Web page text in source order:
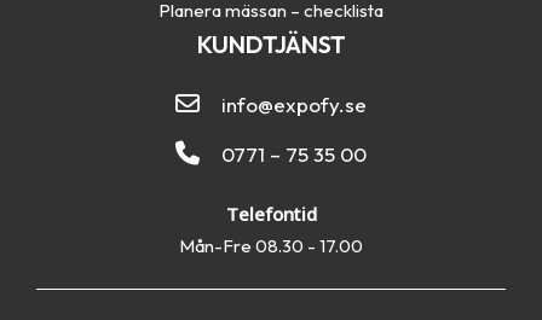
Planera mässan – checklista
KUNDTJÄNST
info@expofy.se
0771 – 75 35 00
Telefontid
Mån-Fre 08.30 - 17.00